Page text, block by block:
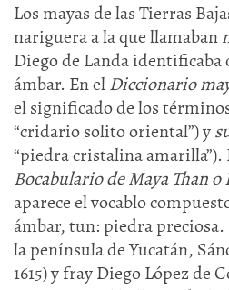
Los mayas de las Tierras
nariguera a la que llamaban
Diego de Landa identificaba
ámbar. En elDiccionario
el significado de los
“cridario solito oriental”) y
“piedra cristalina amarilla”).
Bocabulario de Maya Than
aparece el vocablo
ámbar, tun: piedra preciosa.
la península de Yucatán,
1615) y fray Diego López de